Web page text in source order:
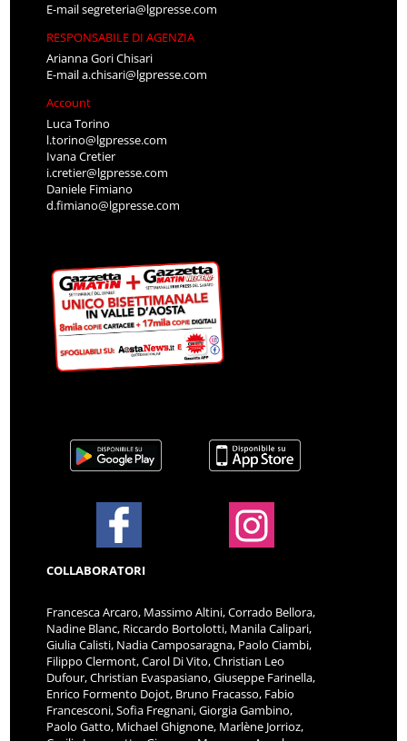
E-mailsegreteria@lgpresse.com
RESPONSABILE DI AGENZIA
Arianna Gori Chisari
E-maila.chisari@lgpresse.com
Account
Luca Torino
l.torino@lgpresse.com
Ivana Cretier
i.cretier@lgpresse.com
Daniele Fimiano
d.fimiano@lgpresse.com
COLLABORATORI
Francesca Arcaro, Massimo Altini, Corrado Bellora,
Nadine Blanc, Riccardo Bortolotti, Manila Calipari,
Giulia Calisti, Nadia Camposaragna, Paolo Ciambi,
Filippo Clermont, Carol Di Vito, Christian Leo
Dufour, Christian Evaspasiano, Giuseppe Farinella,
Enrico Formento Dojot, Bruno Fracasso, Fabio
Francesconi, Sofia Fregnani, Giorgia Gambino,
Paolo Gatto, Michael Ghignone, Marlène Jorrioz,